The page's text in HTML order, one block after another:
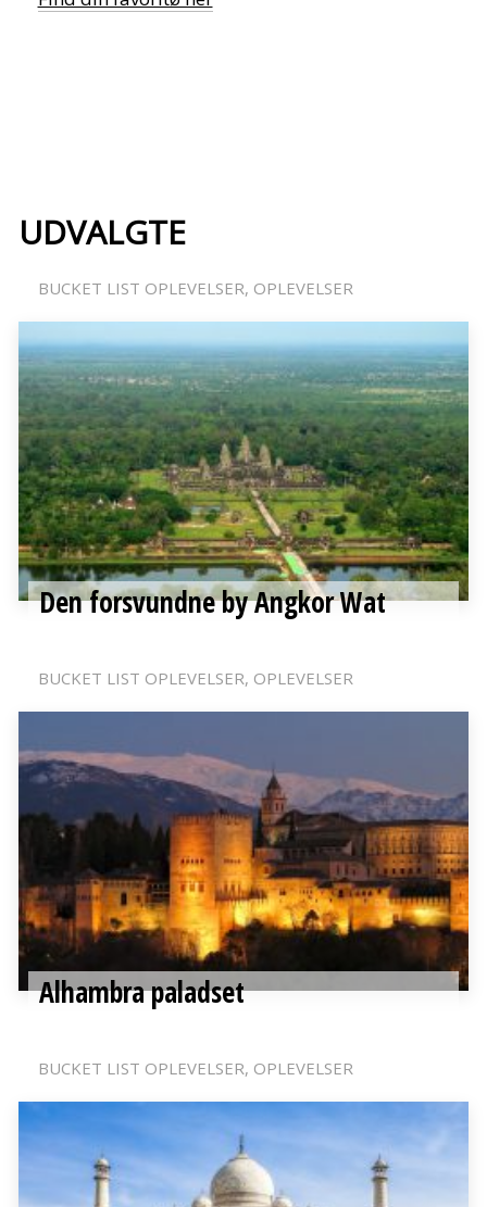
UDVALGTE
BUCKET LIST OPLEVELSER OPLEVELSER
Den forsvundne by Angkor Wat
BUCKET LIST OPLEVELSER OPLEVELSER
Alhambra paladset
BUCKET LIST OPLEVELSER OPLEVELSER